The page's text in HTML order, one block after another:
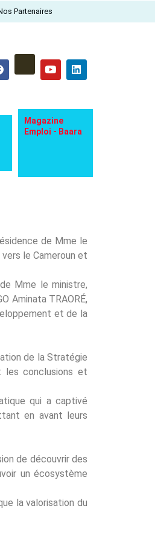
Partenaires
Y
o
u
b
e
L
i
n
d
n
Magazine
Emploi - Baara
de Mme le
le Cameroun et
Mme le ministre,
Aminata TRAORÉ,
et de la
de la Stratégie
les conclusions et
qui a captivé
en avant leurs
de découvrir des
un écosystème
la valorisation du